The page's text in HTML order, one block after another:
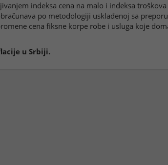
indeksa cena na malo i indeksa
po metodologiji usklađenoj sa
cena fiksne korpe robe i usluga koje
u Srbiji.